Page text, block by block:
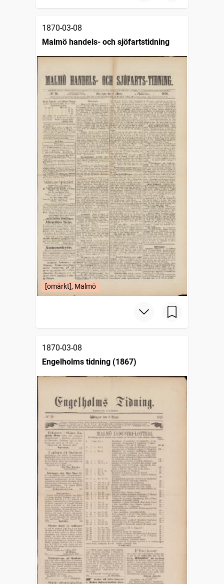
1870-03-08
Malmö handels- och sjöfartstidning
[omärkt], Malmö
1870-03-08
Engelholms tidning (1867)